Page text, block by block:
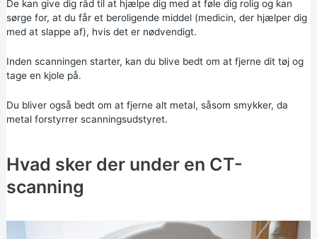
De kan give dig råd til at hjælpe dig med at føle dig rolig og kan
sørge for, at du får et beroligende middel (medicin, der hjælper dig
med at slappe af), hvis det er nødvendigt.
Inden scanningen starter, kan du blive bedt om at fjerne dit tøj og
tage en kjole på.
Du bliver også bedt om at fjerne alt metal, såsom smykker, da
metal forstyrrer scanningsudstyret.
Hvad sker der under en CT-
scanning